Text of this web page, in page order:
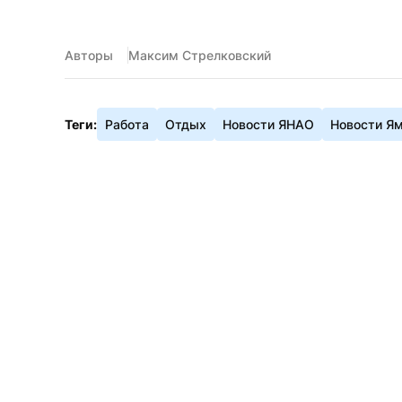
Авторы Максим Стрелковский
Теги: Работа Отдых Новости ЯНАО Новости